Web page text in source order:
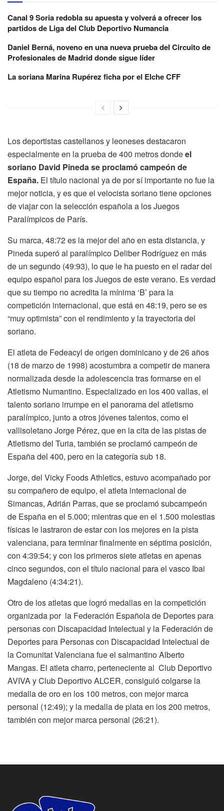
Canal 9 Soria redobla su apuesta y volverá a ofrecer los
partidos de Liga del Club Deportivo Numancia
Daniel Berná, noveno en una nueva prueba del Circuito de
Profesionales de Madrid donde sigue líder
La soriana Marina Rupérez ficha por el Elche CFF
Los deportistas castellanos y leoneses destacaron
especialmente en la prueba de 400 metros dondeel
soriano David Pineda se proclamó campeón de
España. El título nacional ya de por sí importante no fue la
mejor noticia, y es que el velocista soriano tiene opciones
de viajar con la selección española a los Juegos
Paralímpicos de París.
Su marca, 48:72 es la mejor del año en esta distancia, y
Pineda superó al paralímpico Deliber Rodríguez en más
de un segundo (49:93), lo que le ha puesto en el radar del
equipo español para los Juegos de este verano. Es verdad
que su tiempo no acredita la mínima ‘B’ para la
competición internacional, que está en 48:19, pero se es
“muy optimista” con el rendimiento y la trayectoria del
soriano.
El atleta de Fedeacyl de origen dominicano y de 26 años
(18 de marzo de 1998) acostumbra a competir de manera
normalizada desde la adolescencia tras formarse en el
Atletismo Numantino. Especializado en los 400 vallas, el
talento soriano irrumpe en el panorama del atletismo
paralímpico, junto a otros jóvenes talentos, como el
vallisoletano Jorge Pérez, que en la cita de las pistas de
Atletismo del Turia, también se proclamó campeón de
España del 400, pero en la categoría sub 18.
Jorge, del Vicky Foods Athletics, estuvo acompañado por
su compañero de equipo, el atleta internacional de
Simancas, Adrián Parras, que se proclamó subcampeón
de España en el 5.000; mientras que en el 1.500 molestias
físicas le lastraron de estar con los mejores en la pista
valenciana, para terminar finalmente en séptima posición,
con 4:39:54; y con los primeros siete atletas en apenas
cinco segundos, con el título nacional para el vasco Ibai
Magdaleno (4:34:21).
Otro de los atletas que logró medallas en la competición
organizada por la Federación Española de Deportes para
personas con Discapacidad Intelectual y la Federación de
Deportes para Personas con Discapacidad Intelectual de
la Comunitat Valenciana fue el salmantino Alberto
Mangas. El atleta charro, perteneciente al Club Deportivo
AVIVA y Club Deportivo ALCER, consiguió colgarse la
medalla de oro en los 100 metros, con mejor marca
personal (12:49); y la medalla de plata en los 200 metros,
también con mejor marca personal (26:21).